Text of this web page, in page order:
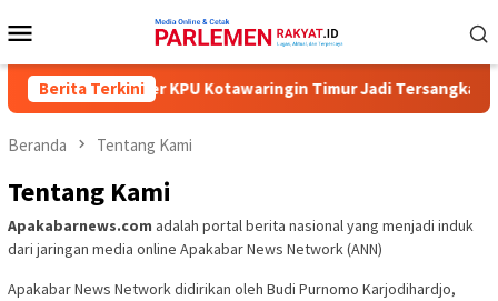
ke
Mobile
Berita Terkini
Lima Komisioner KPU Kotawaringin Timur Jadi Tersangka,
Beranda Tentang Kami
Tentang Kami
Apakabarnews.com adalah portal berita nasional yang menjadi induk
dari jaringan media online Apakabar News Network (ANN)
Apakabar News Network didirikan oleh Budi Purnomo Karjodihardjo,